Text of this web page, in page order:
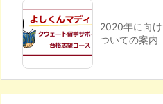
2020年に向
ついての案内